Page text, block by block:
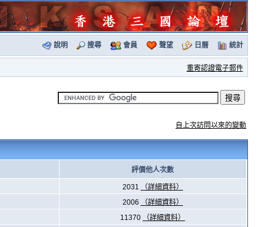
說明 搜尋 會員 聲望 日曆 統計
重寄認證電子郵件
自上次訪問以來的變動
評價他人次數
2031
（詳細資料）
2006
（詳細資料）
11370
（詳細資料）